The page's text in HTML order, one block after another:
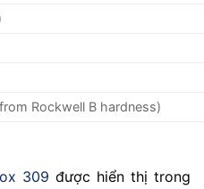
Rockwell B hardness)
309 được hiển thị trong